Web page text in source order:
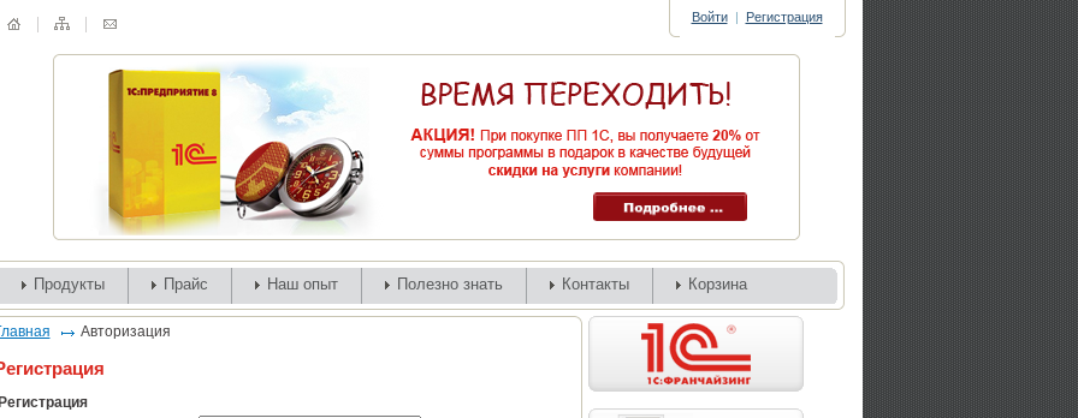
Войти | Регистрация
Продукты Прайс Наш опыт Полезно знать Контакты Корзина
Авторизация